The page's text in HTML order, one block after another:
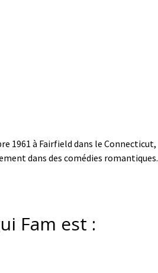
1961 à Fairfield dans le Connecticut,
dans des comédies romantiques.
Fam est :